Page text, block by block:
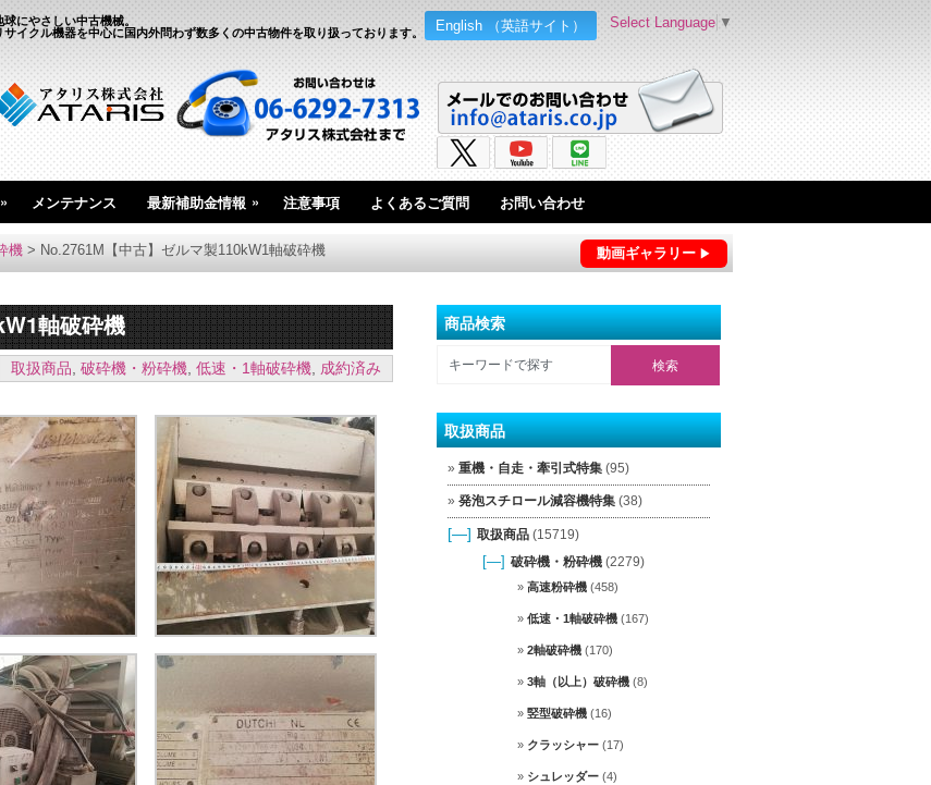
English （英語サイト）
球にやさしい中古機械。
サイクル機器を中心に国内外問わず数多くの中古物件を取り扱っております。
Select Language ▼
» メンテナンス 最新補助金情報 » 注意事項 よくあるご質問 お問い合わせ
動画ギャラリー
機 > No.2761M【中古】ゼルマ製110kW1軸破砕機
軸破砕機
取扱商品,破砕機・粉砕機,低速・1軸破砕機, 成約済み
商品検索
取扱商品
重機・自走・牽引式特集(95)
発泡スチロール減容機特集(38)
[—] 取扱商品(15719)
[—] 破砕機・粉砕機(2279)
高速粉砕機(458)
低速・1軸破砕機(167)
2軸破砕機(170)
3軸（以上）破砕機(8)
竪型破砕機(16)
クラッシャー(17)
シュレッダー(4)